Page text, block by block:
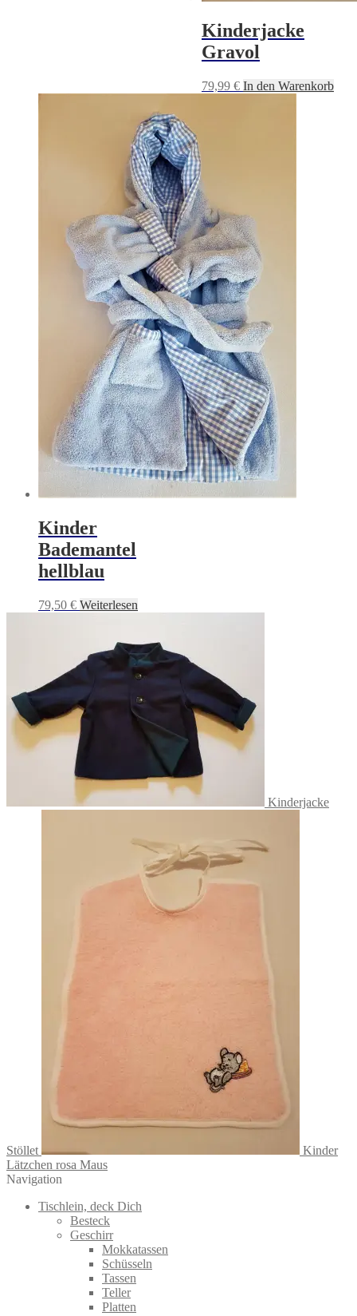
Kinderjacke
Gravol
79,99 € In den Warenkorb
Kinder
Bademantel
hellblau
79,50 € Weiterlesen
Kinderjacke
Stöllet
Kinder
Lätzchen rosa Maus
Navigation
Tischlein, deck Dich
Besteck
Geschirr
Mokkatassen
Schüsseln
Tassen
Teller
Platten